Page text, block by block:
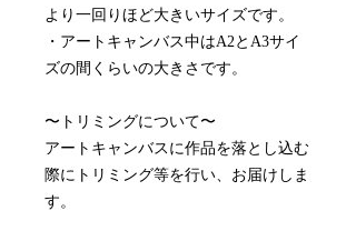
より一回りほど大きいサイズです。
・アートキャンバス中はA2とA3サイ
ズの間くらいの大きさです。
〜トリミングについて〜
アートキャンバスに作品を落とし込む
際にトリミング等を行い、お届けしま
す。